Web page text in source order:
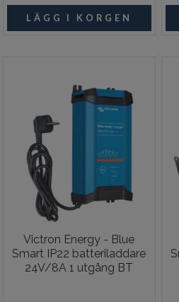
Victron Energy - Blue
Smart IP22 batteriladdare
24V/8A 1 utgång BT